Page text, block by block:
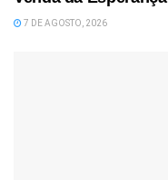
7 DE AGOSTO, 2026